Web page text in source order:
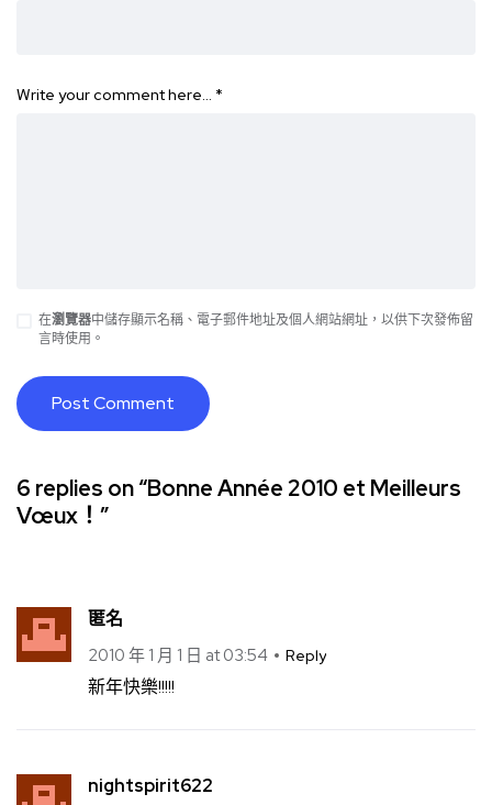
Write your comment here… *
在瀏覽器中儲存顯示名稱、電子郵件地址及個人網站網址，以供下次發佈留
言時使用。
6 replies on “Bonne Année 2010 et Meilleurs
Vœux！”
匿名
2010 年 1 月 1 日 at 03:54 Reply
新年快樂!!!!!
nightspirit622